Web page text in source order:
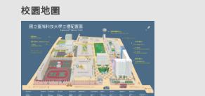
校園地圖